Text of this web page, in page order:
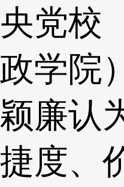
央党校
政学院
颖廉认
捷度、